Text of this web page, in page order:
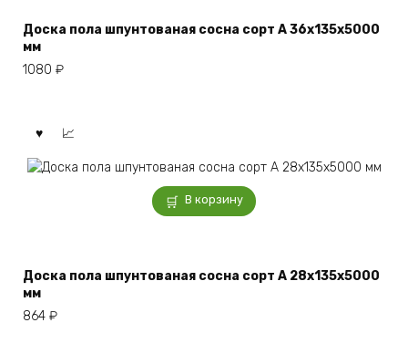
Доска пола шпунтованая сосна сорт А 36x135x5000
мм
1080 ₽
В корзину
Доска пола шпунтованая сосна сорт А 28x135x5000
мм
864 ₽